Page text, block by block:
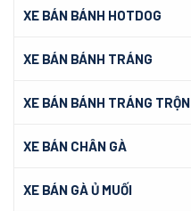
XE BÁN BÁNH HOTDOG
XE BÁN BÁNH TRÁNG
XE BÁN BÁNH TRÁNG TRỘN
XE BÁN CHÂN GÀ
XE BÁN GÀ Ủ MUỐI